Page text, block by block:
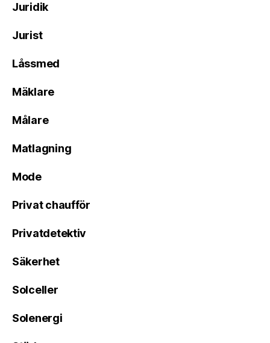
Juridik
Jurist
Låssmed
Mäklare
Målare
Matlagning
Mode
Privat chaufför
Privatdetektiv
Säkerhet
Solceller
Solenergi